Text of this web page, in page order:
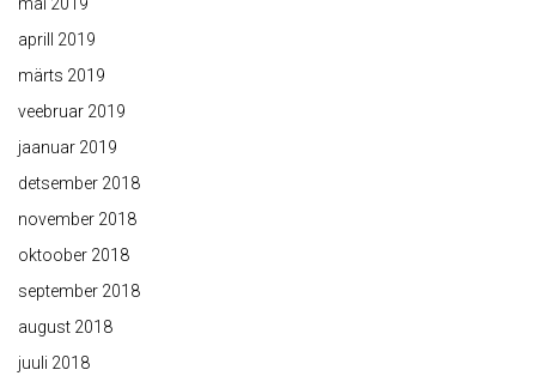
aprill 2019
märts 2019
veebruar 2019
jaanuar 2019
detsember 2018
november 2018
oktoober 2018
september 2018
august 2018
juuli 2018